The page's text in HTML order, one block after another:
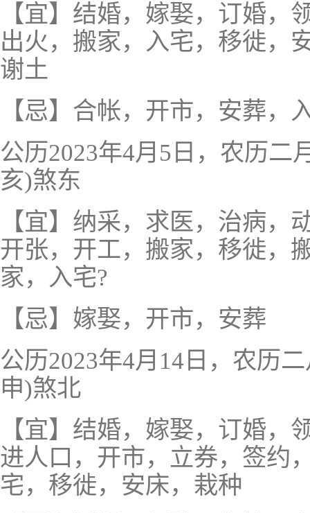
【宜】结婚，嫁娶，订婚，
出火，搬家，入宅，移徙，
谢土
【忌】合帐，开市，安葬，
公历2023年4月5日，农历二
亥)煞东
【宜】纳采，求医，治病，
开张，开工，搬家，移徙，
家，入宅?
【忌】嫁娶，开市，安葬
公历2023年4月14日，农历
申)煞北
【宜】结婚，嫁娶，订婚，
进人口，开市，立券，签约
宅，移徙，安床，栽种